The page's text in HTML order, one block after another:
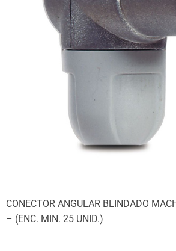
CONECTOR ANGULAR BLINDADO
– (ENC. MIN. 25 UNID.)